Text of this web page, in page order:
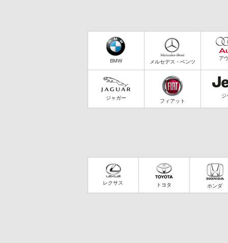
BMW メルセデス・ベンツ ア
ジャガー フィアット
ジ
レクサス トヨタ ホンダ